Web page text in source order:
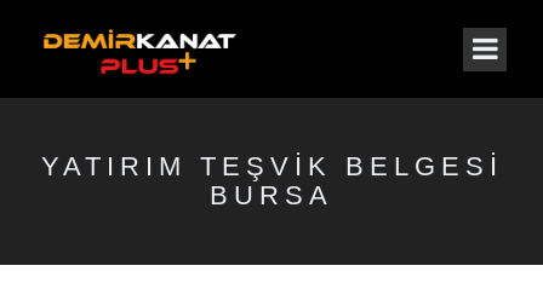
YATIRIM TEŞVIK BELGESI
BURSA